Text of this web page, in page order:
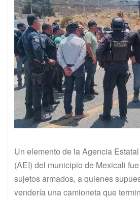
Un elemento de la Agencia
(AEI) del municipio de Mexicali
sujetos armados, a quienes
vendería una camioneta que